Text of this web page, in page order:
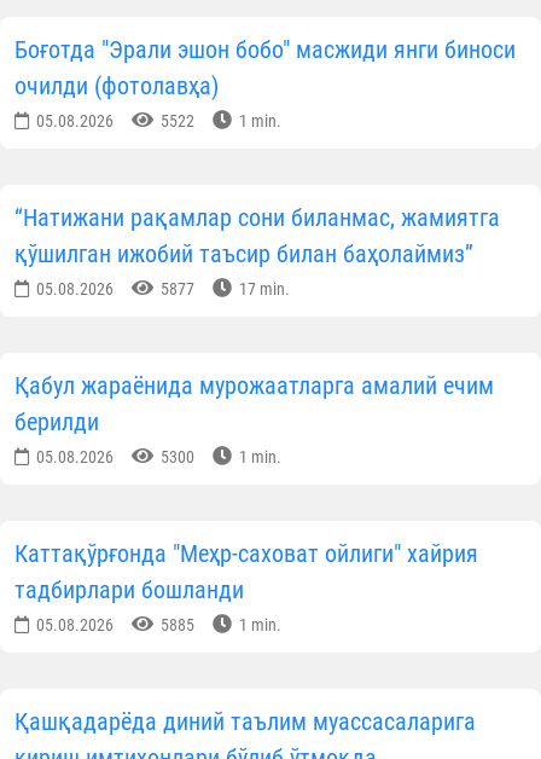
Боғотда "Эрали эшон бобо" масжиди янги биноси
очилди (фотолавҳа)
05.08.2026 5522 1 min.
“Натижани рақамлар сони биланмас, жамиятга
қўшилган ижобий таъсир билан баҳолаймиз”
05.08.2026 5877 17 min.
Қабул жараёнида мурожаатларга амалий ечим
берилди
05.08.2026 5300 1 min.
Каттақўрғонда "Меҳр-саховат ойлиги" хайрия
тадбирлари бошланди
05.08.2026 5885 1 min.
Қашқадарёда диний таълим муассасаларига